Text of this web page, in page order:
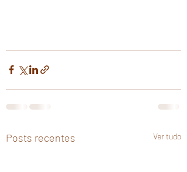
Posts recentes Ver tudo